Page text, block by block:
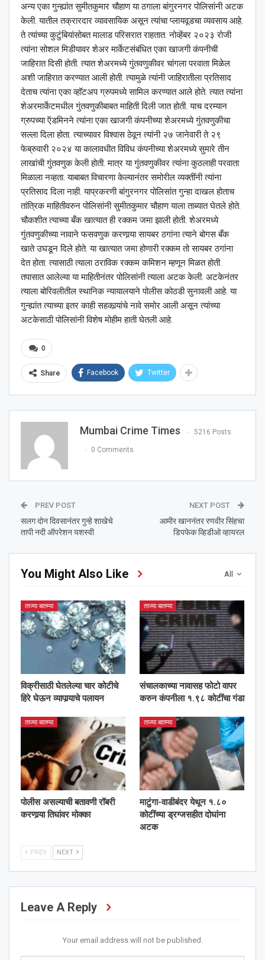
अन्य एका गुन्ह्यांत सुमीतकुमार चौहाण या ठगाला बांगुरनगर पोलिसांनी अटक
केली. यातील तक्रारदार व्यावसायिक असून त्यांचा प्लायवूडचा व्यवसाय आहे.
ते त्यांच्या कुटुंबियांसोबत मालाड परिसरात राहतात. नोव्हेंबर २०२३ रोजी
त्यांना सोशल मिडीयावर शेअर मार्केटसंबंधित एका खाजगी कंपनीची
जाहिरात दिसी होती. त्यात शेअरमध्ये गुंतवणुकीवर चांगला परवाता मिळेल
अशी जाहिरात करण्यात आली होती. त्यामुळे त्यांनी जाहिरातीला प्रतिसाद
देताच त्यांना एका व्हॉटअप ग्रुपमध्ये सामिल करण्यात आले होते. त्यात त्यांना
शेअरमार्केटमधील गुंतवणुकीबाबत माहिती दिली जात होती. याच दरम्यान
ग्रुपच्या ऍडमिनने त्यांना एका खाजगी कंपनीच्या शेअरमध्ये गुंतवणुकीचा
सल्ला दिला होता. त्याच्यावर विश्‍वास ठेवून त्यांनी २७ जानेवारी ते २९
फेब्रुवारी २०२४ या कालावधीत विविध कंपनीच्या शेअरमध्ये सुमारे तीन
लाखांची गुंतवणुक केली होती. मात्र या गुंतवणुकीवर त्यांना कुठलाही परवाता
मिळाला नव्हता. याबाबत विचारणा केल्यानंतर समोरील व्यक्तींनी त्यांना
प्रतिसाद दिला नाही. याप्रकरणी बांगुरनगर पोलिसांत गुन्हा दाखल होताच
तांत्रिक माहितीवरुन पोलिसांनी सुमीतकुमार चौहाण याला ताब्यात घेतले होते.
चौकशीत त्याच्या बँक खात्यात ही रक्कम जमा झाली होती. शेअरमध्ये
गुंतवणुकीच्या नावाने फसवणुक करणार्‍या सायबर ठगांना त्याने बोगस बँक
खाते उघडून दिले होते. या खात्यात जमा होणारी रक्कम तो सायबर ठगांना
देत होता. त्यासाठी त्याला ठराविक रक्कम कमिशन म्हणून मिळत होती.
तपासात आलेल्या या माहितीनंतर पोलिसांनी त्याला अटक केली. अटकेनंतर
त्याला बोरिवलीतील स्थानिक न्यायालयाने पोलीस कोठडी सुनावली आहे. या
गुन्ह्यांत त्याच्या इतर काही सहकार्‍यांचे नावे समोर आली असून त्यांच्या
अटकेसाठी पोलिसांनी विशेष मोहीम हाती घेतली आहे.
0
Share Facebook Twitter
Mumbai Crime Times 5216 Posts
0 Comments
PREV POST
सलग दोन दिवसानंतर गुन्हे शाखेचे
तापी नदी ऑपरेशन यशस्वी
NEXT POST
आमीर खाननंतर रणवीर सिंहचा
डिपफेक व्हिडीओ व्हायरल
All
You Might Also Like
ताज्या बातम्या
विक्रीसाठी घेतलेल्या चार कोटीचे
हिरे घेऊन व्यापार्‍याचे पलायन
ताज्या बातम्या
संचालकाच्या नावासह फोटो वापर
करुन कंपनीला १.९८ कोटींचा गंडा
ताज्या बातम्या
पोलीस असल्याची बतावणी रॉबरी
करणार्‍या तिघांवर मोक्का
ताज्या बातम्या
माटुंगा-वाडीबंदर येथून १.८०
कोटींच्या ड्रग्जसहीत दोघांना
अटक
PREV NEXT
Leave A Reply
Your email address will not be published.